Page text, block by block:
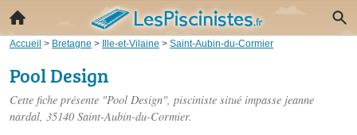
Accueil > Bretagne > Ille-et-Vilaine > Saint-Aubin-du-Cormier
Pool Design
Cette fiche présente "Pool Design", pisciniste situé impasse jeanne
nardal, 35140 Saint-Aubin-du-Cormier.